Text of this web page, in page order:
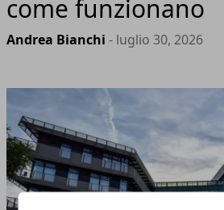
come funzionano
Andrea Bianchi - luglio 30, 2026